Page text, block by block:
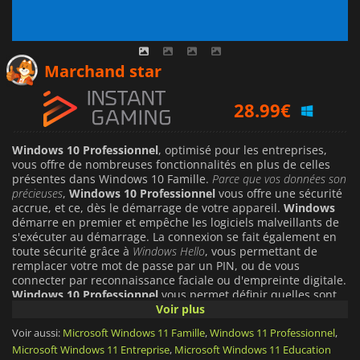
Marchand star
28.99€
0.69€
Windows 10 Professionnel, optimisé pour les entreprises,
vous offre de nombreuses fonctionnalités en plus de celles
présentes dans Windows 10 Famille. Parce que vos données son
précieuses, Windows 10 Professionnel vous offre une sécurité
accrue, et ce, dès le démarrage de votre appareil. Windows
démarre en premier et empêche les logiciels malveillants de
s'exécuter au démarrage. La connexion se fait également en
toute sécurité grâce à Windows Hello, vous permettant de
remplacer votre mot de passe par un PIN, ou de vous
connecter par reconnaissance faciale ou d'empreinte digitale.
Windows 10 Professionnel vous permet définir quelles sont
en filtrant l'accès des utilisateurs et des
et ce sur tous vos appareils. Vous pouvez également gérer les
accès des appareils aux données et ressources de votre
Voir plus
Voir aussi: Microsoft Windows 11 Famille,Windows 11 Professionnel,
Microsoft Windows 11 Entreprise, Microsoft Windows 11 Education